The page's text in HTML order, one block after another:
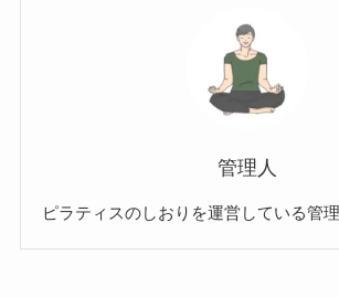
管理人
ピラティスのしおりを運営している管